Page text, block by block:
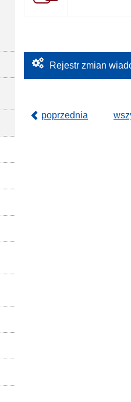
Rejestr zmian
poprzednia